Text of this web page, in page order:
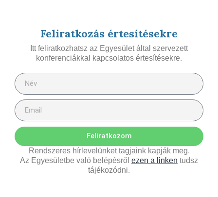
Feliratkozás értesítésekre
Itt feliratkozhatsz az Egyesület által szervezett
konferenciákkal kapcsolatos értesítésekre.
Feliratkozom
Rendszeres hírlevelünket tagjaink kapják meg.
Az Egyesületbe való belépésről ezen a linken tudsz
tájékozódni.